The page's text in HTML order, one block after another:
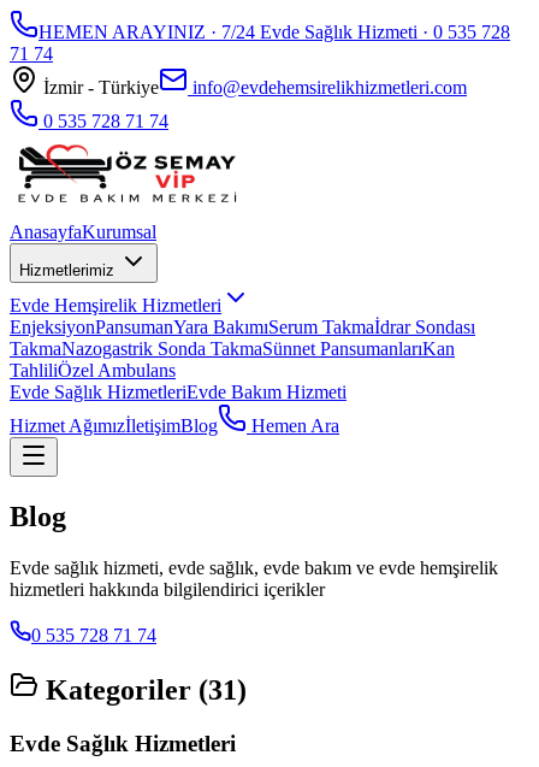
HEMEN ARAYINIZ · 7/24 Evde Sağlık Hizmeti · 0 535 728
71 74
İzmir - Türkiye
info@evdehemsirelikhizmetleri.com
0 535 728 71 74
AnasayfaKurumsal
Hizmetlerimiz
Evde Hemşirelik Hizmetleri
EnjeksiyonPansumanYara BakımıSerum Takmaİdrar Sondası
TakmaNazogastrik Sonda TakmaSünnet PansumanlarıKan
TahliliÖzel Ambulans
Evde Sağlık HizmetleriEvde Bakım Hizmeti
Hizmet AğımızİletişimBlog Hemen Ara
Blog
Evde sağlık hizmeti, evde sağlık, evde bakım ve evde hemşirelik
hizmetleri hakkında bilgilendirici içerikler
0 535 728 71 74
Kategoriler (31)
Evde Sağlık Hizmetleri